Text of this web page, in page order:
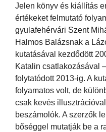
Jelen könyv és kiállítás
értékeket felmutató
gyulafehérvári Szent
Halmos Balázsnak a
kutatásával kezdődött
Katalin csatlakozásával
folytatódott 2013-ig. A
folyamatos volt, de
csak kevés
beszámolók. A szerzők
bőséggel mutatják be a